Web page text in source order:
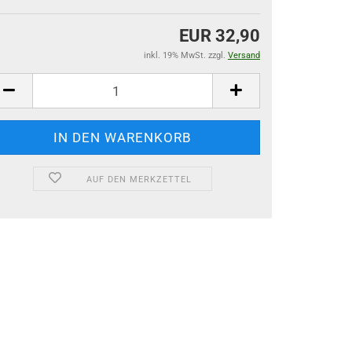
EUR 32,90
inkl. 19% MwSt. zzgl. Versand
AUF DEN MERKZETTEL